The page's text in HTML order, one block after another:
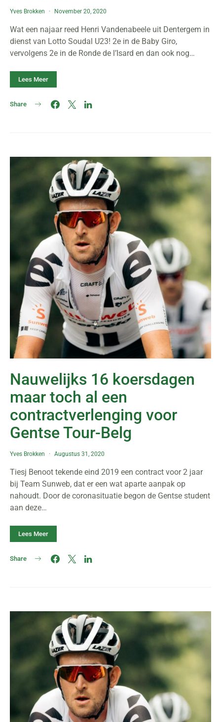
Yves Brokken November 20, 2020
Wat een najaar reed Henri Vandenabeele uit Dentergem in
dienst van Lotto Soudal U23! 2e in de Baby Giro,
vervolgens 2e in de Ronde de l’Isard en dan ook nog…
Lees Meer
Share
Nauwelijks 16 koersdagen
maar toch al een
contractverlenging voor
Gentse Tour-Belg
Yves Brokken Augustus 31, 2020
Tiesj Benoot tekende eind 2019 een contract voor 2 jaar
bij Team Sunweb, dat er een wat aparte aanpak op
nahoudt. Door de coronasituatie begon de Gentse student
aan deze…
Lees Meer
Share